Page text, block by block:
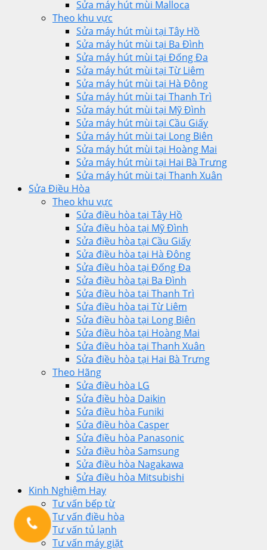
Sửa máy hút mùi Malloca
Theo khu vực
Sửa máy hút mùi tại Tây Hồ
Sửa máy hút mùi tại Ba Đình
Sửa máy hút mùi tại Đống Đa
Sửa máy hút mùi tại Từ Liêm
Sửa máy hút mùi tại Hà Đông
Sửa máy hút mùi tại Thanh Trì
Sửa máy hút mùi tại Mỹ Đình
Sửa máy hút mùi tại Cầu Giấy
Sửa máy hút mùi tại Long Biên
Sửa máy hút mùi tại Hoàng Mai
Sửa máy hút mùi tại Hai Bà Trưng
Sửa máy hút mùi tại Thanh Xuân
Sửa Điều Hòa
Theo khu vực
Sửa điều hòa tại Tây Hồ
Sửa điều hòa tại Mỹ Đình
Sửa điều hòa tại Cầu Giấy
Sửa điều hòa tại Hà Đông
Sửa điều hòa tại Đống Đa
Sửa điều hòa tại Ba Đình
Sửa điều hòa tại Thanh Trì
Sửa điều hòa tại Từ Liêm
Sửa điều hòa tại Long Biên
Sửa điều hòa tại Hoàng Mai
Sửa điều hòa tại Thanh Xuân
Sửa điều hòa tại Hai Bà Trưng
Theo Hãng
Sửa điều hòa LG
Sửa điều hòa Daikin
Sửa điều hòa Funiki
Sửa điều hòa Casper
Sửa điều hòa Panasonic
Sửa điều hòa Samsung
Sửa điều hòa Nagakawa
Sửa điều hòa Mitsubishi
Kinh Nghiệm Hay
Tư vấn bếp từ
Tư vấn điều hòa
Tư vấn tủ lạnh
Tư vấn máy giặt